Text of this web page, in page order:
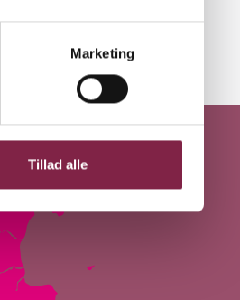
Marketing
Tillad alle